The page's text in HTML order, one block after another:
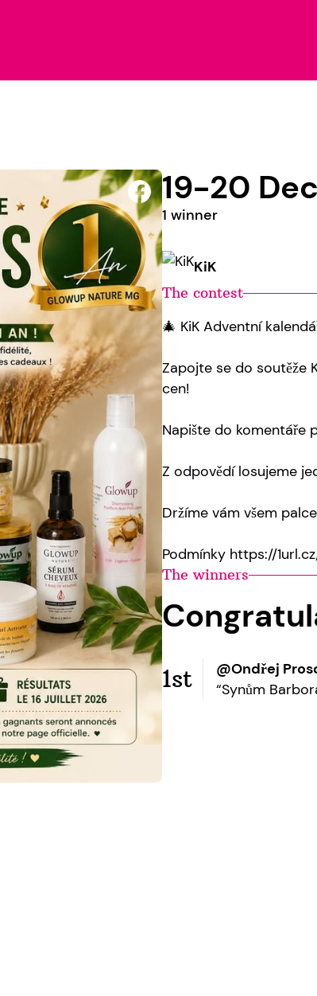
19-20
1 winner
KiK
The contest
🎄 KiK Adventní
Zapojte se do soutěže
cen!
Napište do komentáře
Z odpovědí losujeme
Držíme vám všem
Podmínky https://
The winners
1st
@Ondřej
“Synům